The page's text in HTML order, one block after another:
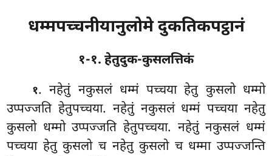
धम्मपच्चनीयानुलोमे दुकतिकपट्ठानं
१-१. हेतुदुक-कुसलत्तिकं
१. नहेतुं नकुसलं धम्मं पच्चया हेतु कुसलो धम्मो
उप्पज्जति हेतुपच्चया. नहेतुं नकुसलं धम्मं पच्चया नहेतु
कुसलो धम्मो उप्पज्जति हेतुपच्चया. नहेतुं नकुसलं धम्मं
पच्चया हेतु कुसलो च नहेतु कुसलो च धम्मा उप्पज्जन्ति